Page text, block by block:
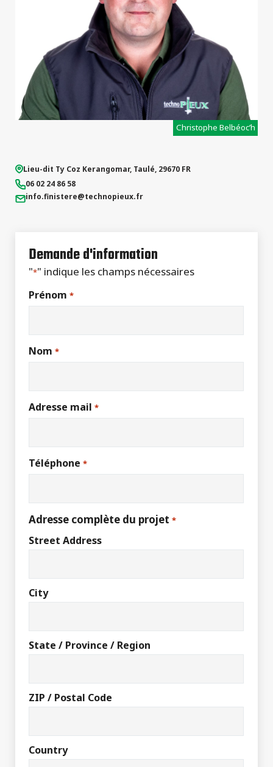
Christophe Belbéoc’h
Lieu-dit Ty Coz Kerangomar, Taulé, 29670 FR
06 02 24 86 58
info.finistere@technopieux.fr
Demande d'information
"*" indique les champs nécessaires
Prénom *
Nom *
Adresse mail *
Téléphone *
Adresse complète du projet *
Street Address
City
State / Province / Region
ZIP / Postal Code
Country